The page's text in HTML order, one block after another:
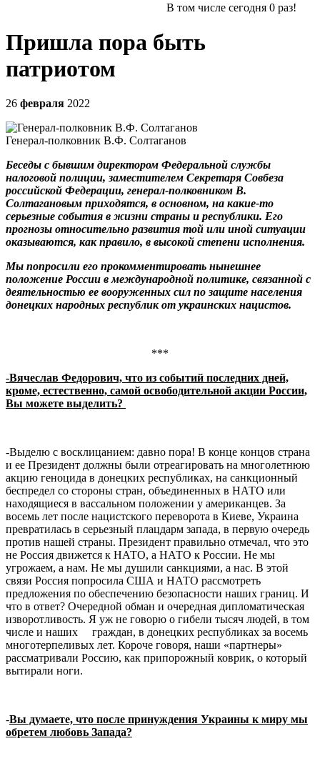
В том числе сегодня 0 раз!
Пришла пора быть
патриотом
26 февраля 2022
Генерал-полковник В.Ф. Солтаганов
Беседы с бывшим директором Федеральной службы
налоговой полиции, заместителем Секретаря Совбеза
российской Федерации, генерал-полковником В.
Солтагановым приходятся, в основном, на какие-то
серьезные события в жизни страны и республики. Его
прогнозы относительно развития той или иной ситуации
оказываются, как правило, в высокой степени исполнения.
Мы попросили его прокомментировать нынешнее
положение России в международной политике, связанной с
деятельностью ее вооруженных сил по защите населения
донецких народных республик от украинских нацистов.
***
-Вячеслав Федорович, что из событий последних дней,
кроме, естественно, самой освободительной акции России,
Вы можете выделить?
-Выделю с восклицанием: давно пора! В конце концов страна
и ее Президент должны были отреагировать на многолетнюю
акцию геноцида в донецких республиках, на санкционный
беспредел со стороны стран, объединенных в НАТО или
находящиеся в вассальном положении у американцев. За
восемь лет после нацистского переворота в Киеве, Украина
превратилась в серьезный плацдарм запада, в первую очередь
против нашей страны. Президент правильно отмечал, что это
не Россия движется к НАТО, а НАТО к России. Не мы
угрожаем, а нам. Не мы душили санкциями, а нас. В этой
связи Россия попросила США и НАТО рассмотреть
предложения по обеспечению безопасности наших границ. И
что в ответ? Очередной обман и очередная дипломатическая
изворотливость. Я уж не говорю о гибели тысяч людей, в том
числе и наших граждан, в донецких республиках за восемь
многотерпеливых лет. Короче говоря, наши «партнеры»
рассматривали Россию, как припорожный коврик, о который
вытирали ноги.
-Вы думаете, что после принуждения Украины к миру мы
обретем любовь Запада?